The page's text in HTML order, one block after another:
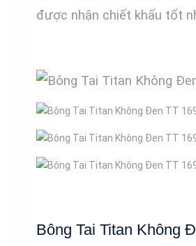
được nhận chiết khấu tốt
Bông Tai Titan Không